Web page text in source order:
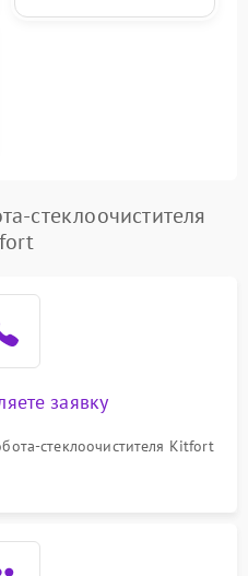
стеклоочистителя
заявку
стеклоочистителя Kitfort